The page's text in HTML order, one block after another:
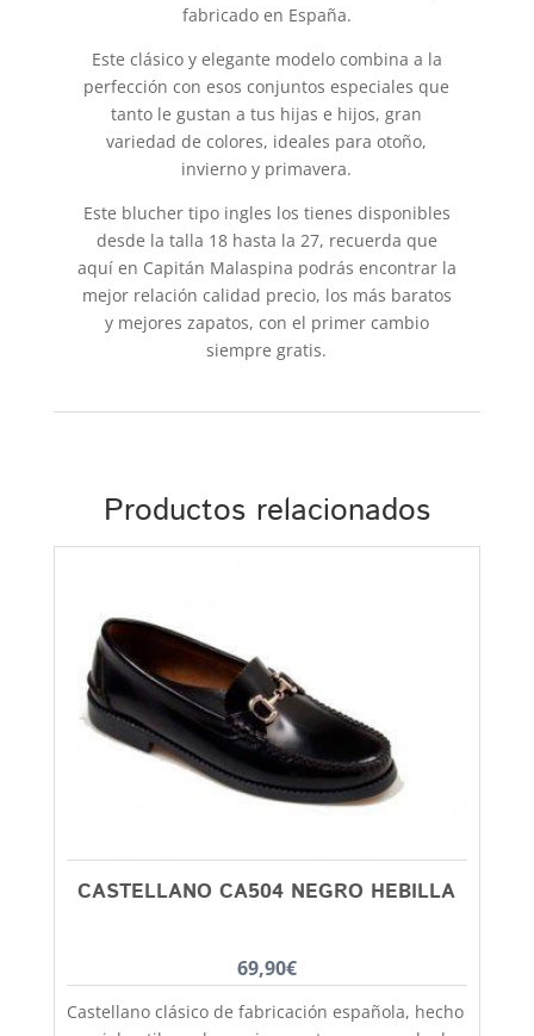
fabricado en España.
Este clásico y elegante modelo combina a la
perfección con esos conjuntos especiales que
tanto le gustan a tus hijas e hijos, gran
variedad de colores, ideales para otoño,
invierno y primavera.
Este blucher tipo ingles los tienes disponibles
desde la talla 18 hasta la 27, recuerda que
aquí en Capitán Malaspina podrás encontrar la
mejor relación calidad precio, los más baratos
y mejores zapatos, con el primer cambio
siempre gratis.
Productos relacionados
CASTELLANO CA504 NEGRO HEBILLA
69,90€
Castellano clásico de fabricación española, hecho